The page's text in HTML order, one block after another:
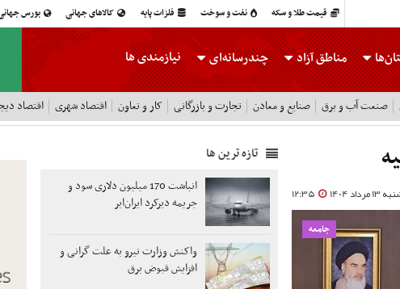
قیمت طلا و سکه نفت و سوخت فلزات پایه کالاهای جهانی بورس
مناطق آزاد چندرسانه‌ای نیازمندی ها
صنعت آب و برق صنایع و معادن تجارت و بازرگانی کار و تعاون اقتصاد شهری اقتصاد
1404
12:35
جامعه
تازه ترین ها
انباشت 170 میلیون دلاری سود و
جریمه دیرکرد ایران‌ایر
واکنش وزارت نیرو به علت گرانی و
افزایش قبوض برق